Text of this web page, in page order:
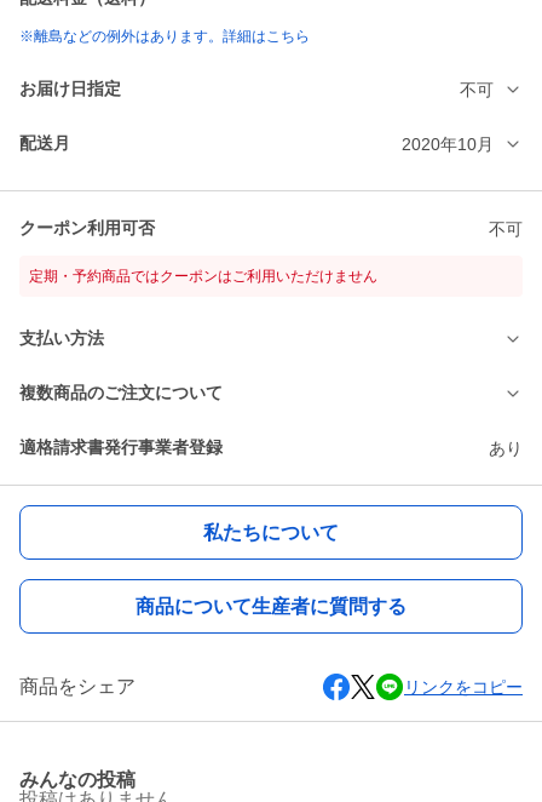
※離島などの例外はあります。詳細はこちら
お届け日指定 不可
配送月 2020年10月
クーポン利用可否 不可
定期・予約商品ではクーポンはご利用いただけません
支払い方法
複数商品のご注文について
適格請求書発行事業者登録 あり
私たちについて
商品について生産者に質問する
商品をシェア リンクをコピー
みんなの投稿